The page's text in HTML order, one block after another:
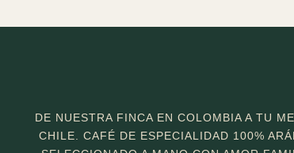
DE NUESTRA FINCA EN COLOMBIA A TU
CHILE. CAFÉ DE ESPECIALIDAD 100%